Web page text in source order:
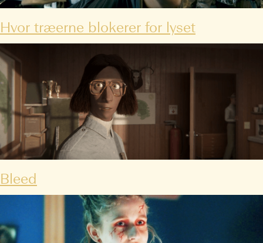
Hvor træerne blokerer for lyset
Bleed